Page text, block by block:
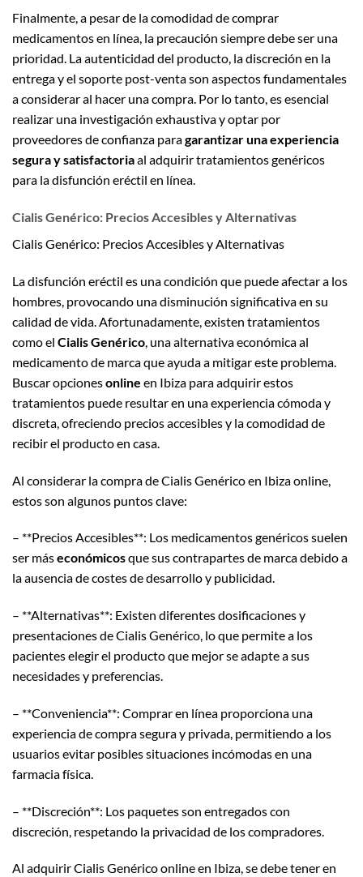
Finalmente, a pesar de la comodidad de comprar
medicamentos en línea, la precaución siempre debe ser una
prioridad. La autenticidad del producto, la discreción en la
entrega y el soporte post-venta son aspectos fundamentales
a considerar al hacer una compra. Por lo tanto, es esencial
realizar una investigación exhaustiva y optar por
proveedores de confianza paragarantizar una experiencia
segura y satisfactoriaal adquirir tratamientos genéricos
para la disfunción eréctil en línea.
Cialis Genérico: Precios Accesibles y Alternativas
Cialis Genérico: Precios Accesibles y Alternativas
La disfunción eréctil es una condición que puede afectar a los
hombres, provocando una disminución significativa en su
calidad de vida. Afortunadamente, existen tratamientos
como el Cialis Genérico , una alternativa económica al
medicamento de marca que ayuda a mitigar este problema.
Buscar opcionesonline en Ibiza para adquirir estos
tratamientos puede resultar en una experiencia cómoda y
discreta, ofreciendo precios accesibles y la comodidad de
recibir el producto en casa.
Al considerar la compra de Cialis Genérico en Ibiza online,
estos son algunos puntos clave:
– **Precios Accesibles**: Los medicamentos genéricos suelen
ser máseconómicosque sus contrapartes de marca debido a
la ausencia de costes de desarrollo y publicidad.
– **Alternativas**: Existen diferentes dosificaciones y
presentaciones de Cialis Genérico, lo que permite a los
pacientes elegir el producto que mejor se adapte a sus
necesidades y preferencias.
– **Conveniencia**: Comprar en línea proporciona una
experiencia de compra segura y privada, permitiendo a los
usuarios evitar posibles situaciones incómodas en una
farmacia física.
– **Discreción**: Los paquetes son entregados con
discreción, respetando la privacidad de los compradores.
Al adquirir Cialis Genérico online en Ibiza, se debe tener en